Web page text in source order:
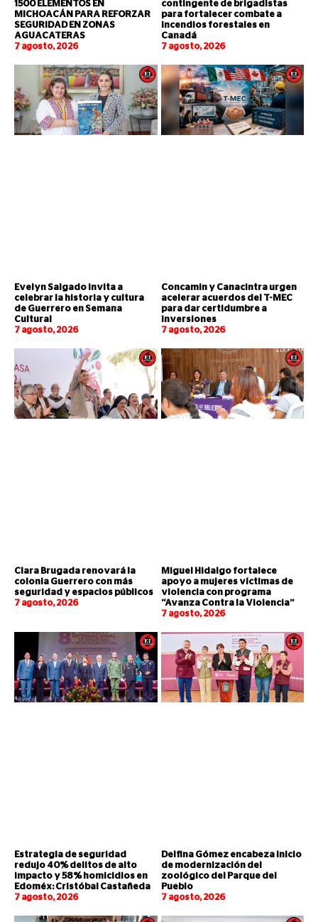
1500 ELEMENTOS EN
MICHOACÁN PARA REFORZAR
SEGURIDAD EN ZONAS
AGUACATERAS
7 agosto, 2026
contingente de brigadistas
para fortalecer combate a
incendios forestales en
Canadá
7 agosto, 2026
Evelyn Salgado invita a
celebrar la historia y cultura
de Guerrero en Semana
Cultural
7 agosto, 2026
Concamin y Canacintra urgen
acelerar acuerdos del T-MEC
para dar certidumbre a
inversiones
7 agosto, 2026
Clara Brugada renovará la
colonia Guerrero con más
seguridad y espacios públicos
7 agosto, 2026
Miguel Hidalgo fortalece
apoyo a mujeres víctimas de
violencia con programa
“Avanza Contra la Violencia”
7 agosto, 2026
Estrategia de seguridad
redujo 40% delitos de alto
impacto y 58% homicidios en
Edoméx: Cristóbal Castañeda
7 agosto, 2026
Delfina Gómez encabeza inicio
de modernización del
zoológico del Parque del
Pueblo
7 agosto, 2026